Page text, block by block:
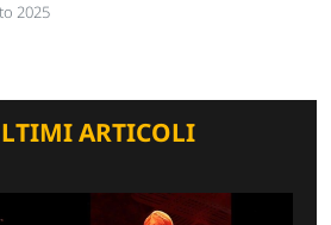
2025
ARTICOLI